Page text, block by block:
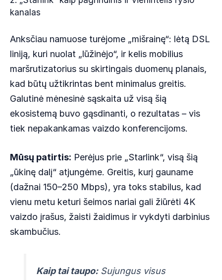
kanalas
Anksčiau namuose turėjome „mišrainę“: lėtą DSL
liniją, kuri nuolat „lūžinėjo“, ir kelis mobilius
maršrutizatorius su skirtingais duomenų planais,
kad būtų užtikrintas bent minimalus greitis.
Galutinė mėnesinė sąskaita už visą šią
ekosistemą buvo gąsdinanti, o rezultatas – vis
tiek nepakankamas vaizdo konferencijoms.
Mūsų patirtis: Perėjus prie „Starlink“, visą šią
„ūkinę dalį“ atjungėme. Greitis, kurį gauname
(dažnai 150–250 Mbps), yra toks stabilus, kad
vienu metu keturi šeimos nariai gali žiūrėti 4K
vaizdo įrašus, žaisti žaidimus ir vykdyti darbinius
skambučius.
Kaip tai taupo:Sujungus visus